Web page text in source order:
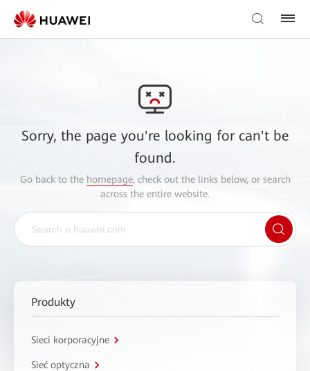
Sorry, the page you're looking for can't be
found.
Go back to the homepage, check out the links below, or search
across the entire website.
Produkty
Sieci korporacyjne
Sieć optyczna